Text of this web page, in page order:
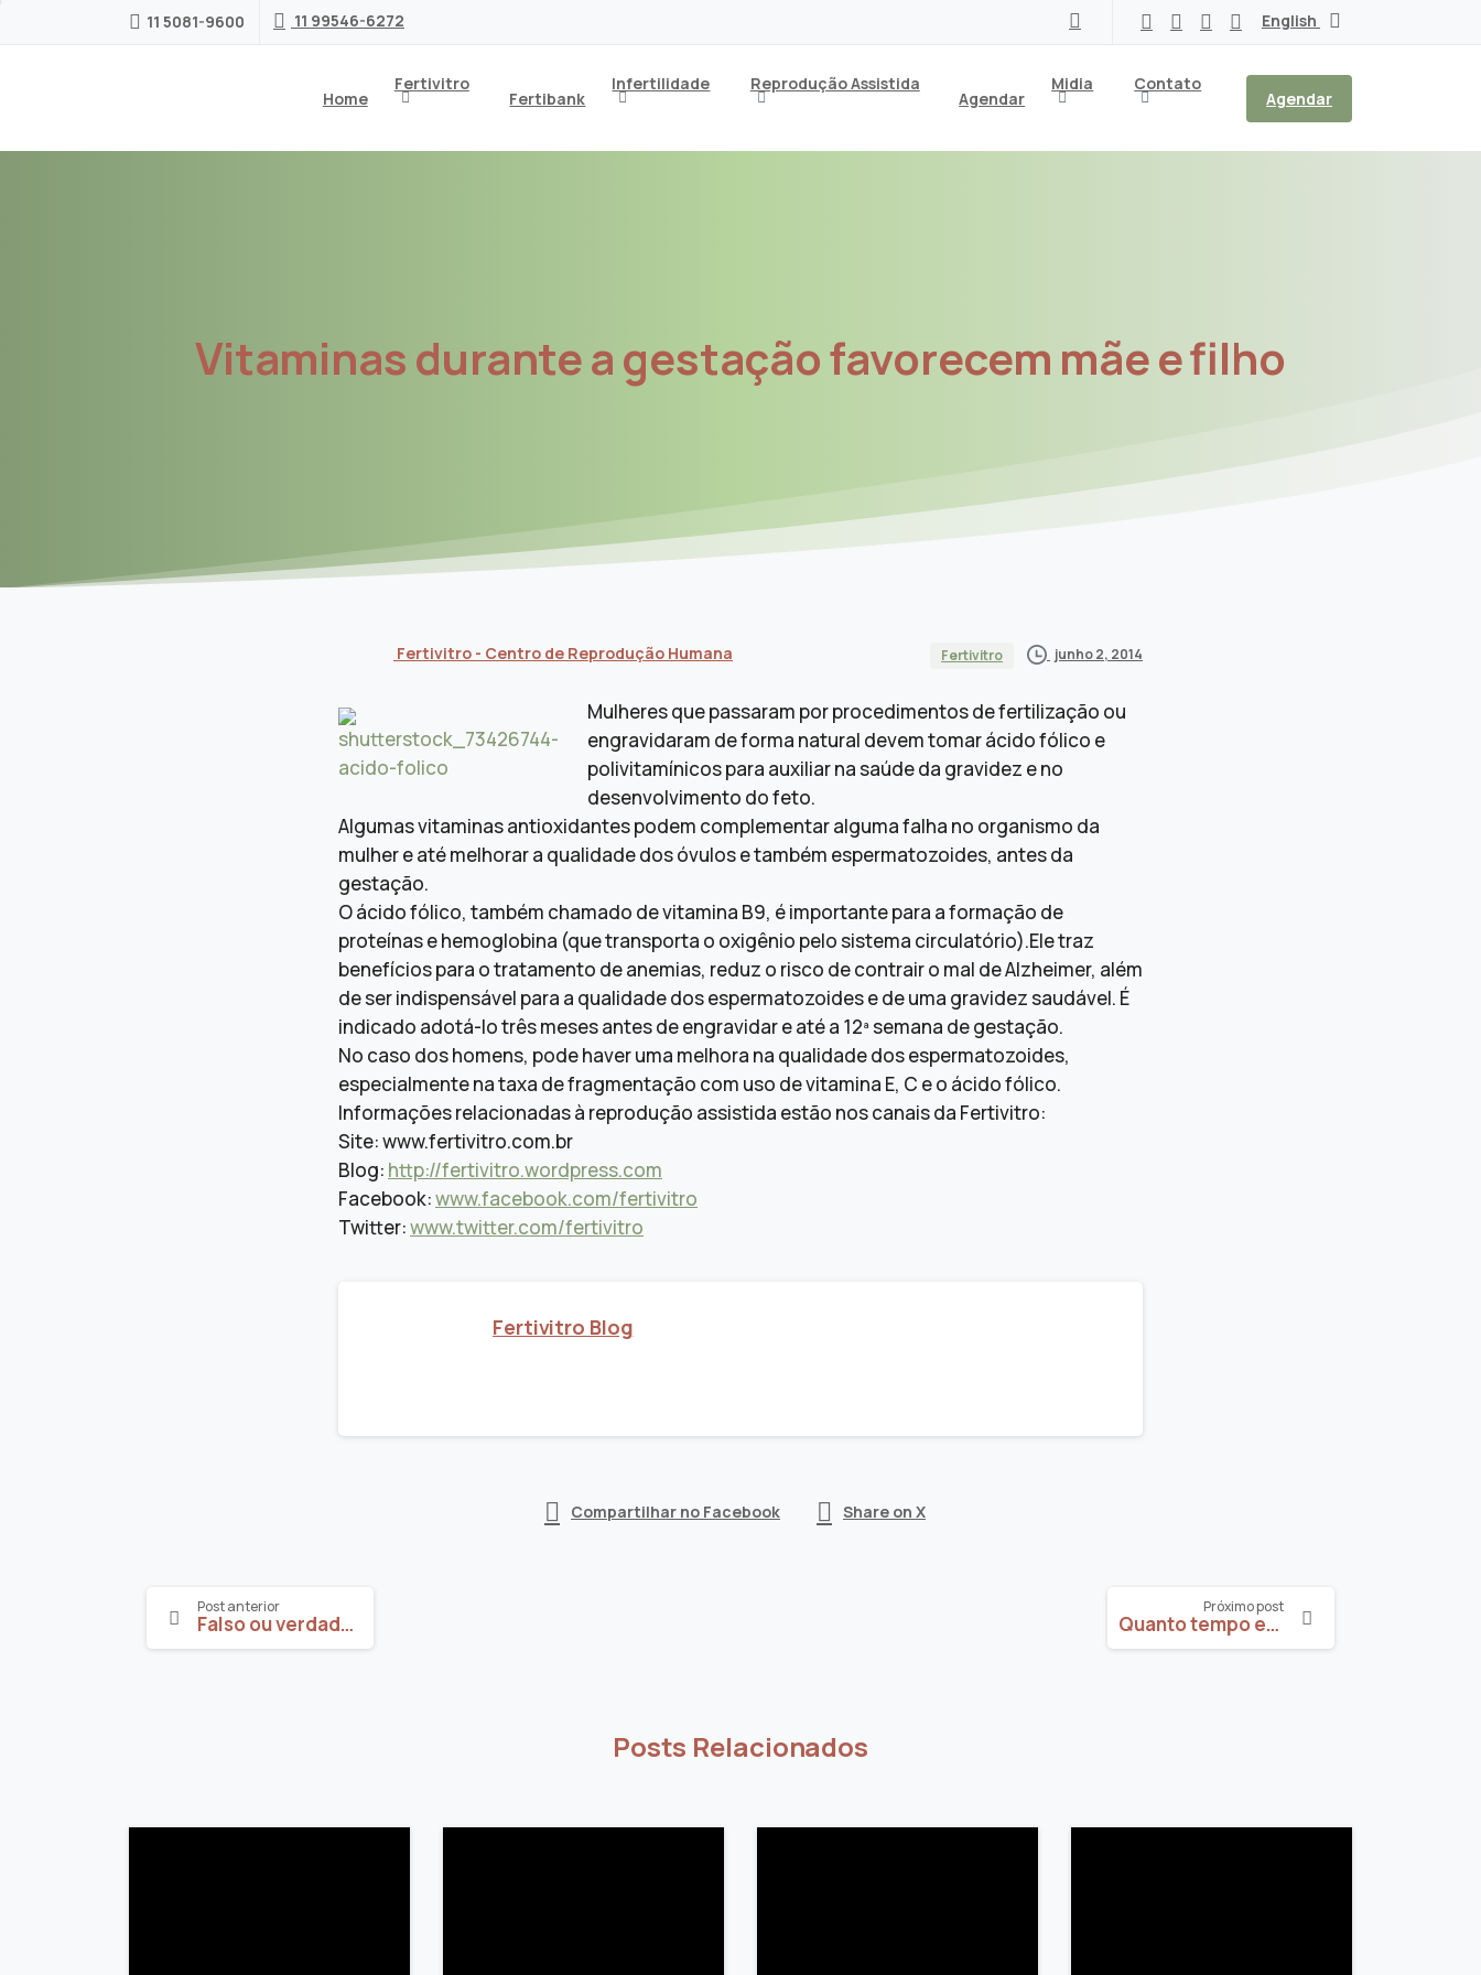
11 5081-9600 11 99546-6272 English
Home
Fertivitro
Fertibank
Infertilidade Reprodução Assistida
Agendar
Midia Contato
Agendar
Vitaminasduranteagestaçãofavorecem mãeefilho
Fertivitro - Centro de Reprodução Humana Fertivitro junho 2, 2014
Mulheres que passaram por procedimentos de fertilização ou
engravidaram de forma natural devem tomar ácido fólico e
polivitamínicos para auxiliar na saúde da gravidez e no
desenvolvimento do feto.
Algumas vitaminas antioxidantes podem complementar alguma falha no organismo da
mulher e até melhorar a qualidade dos óvulos e também espermatozoides, antes da
gestação.
O ácido fólico, também chamado de vitamina B9, é importante para a formação de
proteínas e hemoglobina (que transporta o oxigênio pelo sistema circulatório).Ele traz
benefícios para o tratamento de anemias, reduz o risco de contrair o mal de Alzheimer, além
de ser indispensável para a qualidade dos espermatozoides e de uma gravidez saudável. É
indicado adotá-lo três meses antes de engravidar e até a 12ª semana de gestação.
No caso dos homens, pode haver uma melhora na qualidade dos espermatozoides,
especialmente na taxa de fragmentação com uso de vitamina E, C e o ácido fólico.
Informações relacionadas à reprodução assistida estão nos canais da Fertivitro:
Site: www.fertivitro.com.br
Blog: http://fertivitro.wordpress.com
Facebook:www.facebook.com/fertivitro
Twitter:www.twitter.com/fertivitro
Fertivitro Blog
Compartilhar no Facebook Share on X
Post anterior
Falso ou verdadeiro na fertilidade
Próximo post
Quanto tempo esperar pela gravidez desejada
Posts Relacionados